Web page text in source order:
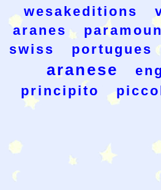
wesakeditions
aranes
swiss
portugues
aranese
principito